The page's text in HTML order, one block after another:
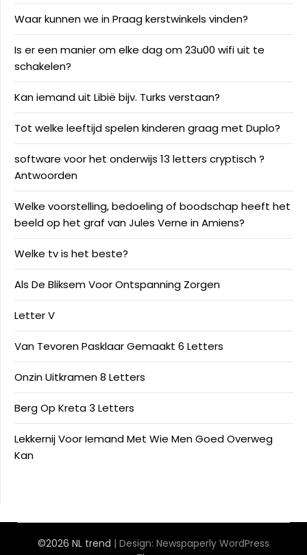
Waar kunnen we in Praag kerstwinkels vinden?
Is er een manier om elke dag om 23u00 wifi uit te
schakelen?
Kan iemand uit Libië bijv. Turks verstaan?
Tot welke leeftijd spelen kinderen graag met Duplo?
software voor het onderwijs 13 letters cryptisch ?
Antwoorden
Welke voorstelling, bedoeling of boodschap heeft het
beeld op het graf van Jules Verne in Amiens?
Welke tv is het beste?
Als De Bliksem Voor Ontspanning Zorgen
Letter V
Van Tevoren Pasklaar Gemaakt 6 Letters
Onzin Uitkramen 8 Letters
Berg Op Kreta 3 Letters
Lekkernij Voor Iemand Met Wie Men Goed Overweg
Kan
©2026 NL trend | Design: Newspaperly WordPress